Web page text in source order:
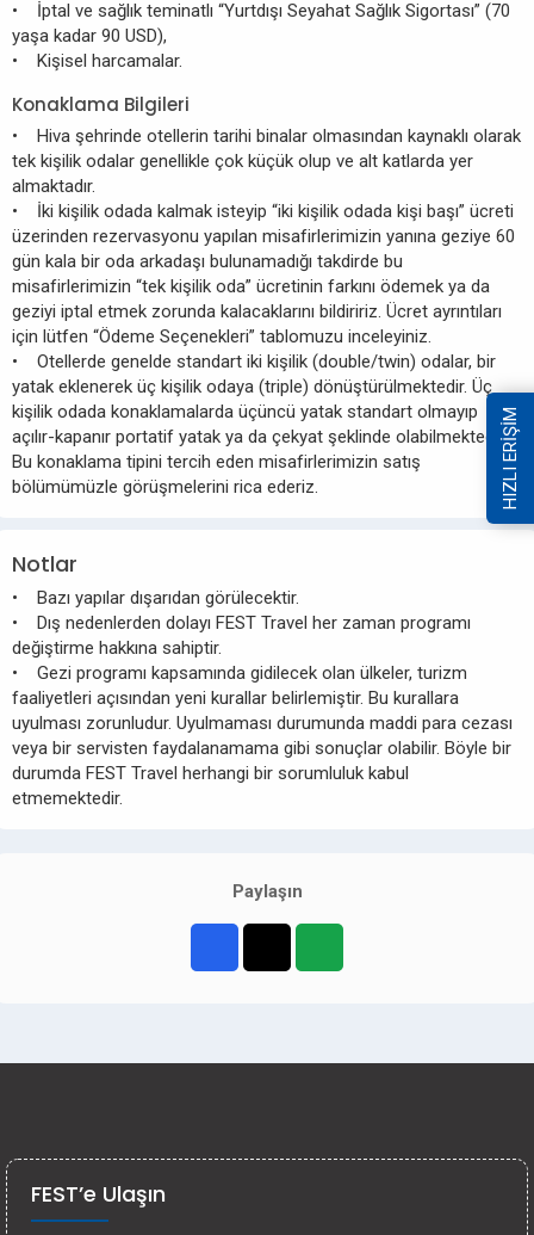
• İptal ve sağlık teminatlı “Yurtdışı Seyahat Sağlık Sigortası” (70
yaşa kadar 90 USD),
• Kişisel harcamalar.
Konaklama Bilgileri
• Hiva şehrinde otellerin tarihi binalar olmasından kaynaklı olarak
tek kişilik odalar genellikle çok küçük olup ve alt katlarda yer
almaktadır.
• İki kişilik odada kalmak isteyip “iki kişilik odada kişi başı” ücreti
üzerinden rezervasyonu yapılan misafirlerimizin yanına geziye 60
gün kala bir oda arkadaşı bulunamadığı takdirde bu
misafirlerimizin “tek kişilik oda” ücretinin farkını ödemek ya da
geziyi iptal etmek zorunda kalacaklarını bildiririz. Ücret ayrıntıları
için lütfen “Ödeme Seçenekleri” tablomuzu inceleyiniz.
• Otellerde genelde standart iki kişilik (double/twin) odalar, bir
yatak eklenerek üç kişilik odaya (triple) dönüştürülmektedir. Üç
kişilik odada konaklamalarda üçüncü yatak standart olmayıp
açılır-kapanır portatif yatak ya da çekyat şeklinde olabilmektedir.
Bu konaklama tipini tercih eden misafirlerimizin satış
bölümümüzle görüşmelerini rica ederiz.
Notlar
• Bazı yapılar dışarıdan görülecektir.
• Dış nedenlerden dolayı FEST Travel her zaman programı
değiştirme hakkına sahiptir.
• Gezi programı kapsamında gidilecek olan ülkeler, turizm
faaliyetleri açısından yeni kurallar belirlemiştir. Bu kurallara
uyulması zorunludur. Uyulmaması durumunda maddi para cezası
veya bir servisten faydalanamama gibi sonuçlar olabilir. Böyle bir
durumda FEST Travel herhangi bir sorumluluk kabul
etmemektedir.
Paylaşın
HIZLI ERİŞİM
FEST’e Ulaşın